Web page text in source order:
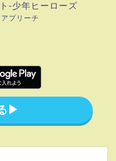
-少年ヒーローズ
アプリーチ
▶︎